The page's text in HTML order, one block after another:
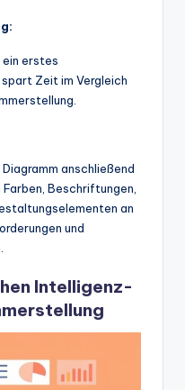
ein erstes
Zeit im Vergleich
anschließend
Beschriftungen,
an
und
Intelligenz-